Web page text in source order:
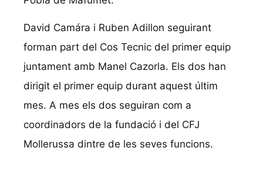
David Camára i Ruben Adillon seguirant
forman part del Cos Tecnic del primer equip
juntament amb Manel Cazorla. Els dos han
dirigit el primer equip durant aquest últim
mes. A mes els dos seguiran com a
coordinadors de la fundació i del CFJ
Mollerussa dintre de les seves funcions.